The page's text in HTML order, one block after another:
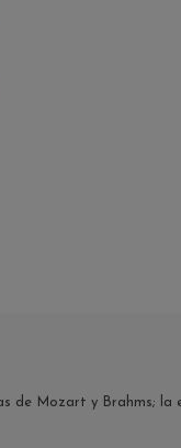
de Mozart y Brahms; la